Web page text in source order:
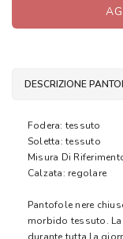
DESCRIZIONE
Fodera: tessuto
Soletta: tessuto
Misura Di
Calzata: regolare
Pantofole nere
morbido tessuto.
durante tutta la